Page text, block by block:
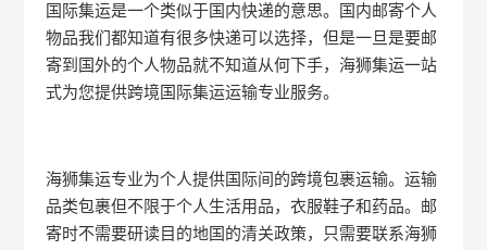
国际集运是一个类似于国内快递的意思。国内邮寄个人
物品我们都知道有很多快递可以选择，但是一旦是要邮
寄到国外的个人物品就不知道从何下手，海狮集运一站
式为您提供跨境国际集运运输专业服务。
海狮集运专业为个人提供国际间的跨境包裹运输。运输
品类包裹但不限于个人生活用品，衣服鞋子和药品。邮
寄时不需要研读目的地国的清关政策，只需要联系海狮